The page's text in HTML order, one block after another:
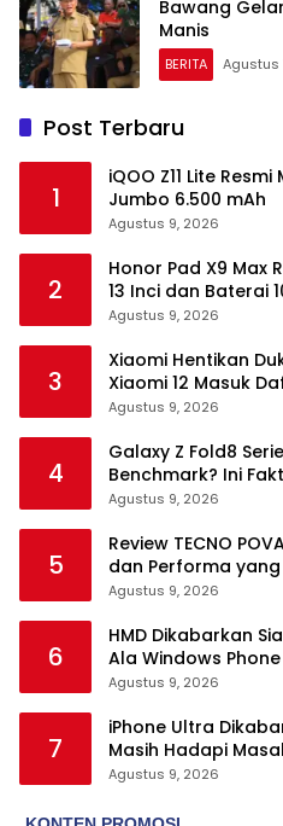
Bawang
Manis
BERITA Agustus
Post Terbaru
1
iQOO Z11 Lite
Jumbo 6.500 mAh
Agustus 9, 2026
2
Honor Pad X9 Max
13 Inci dan Baterai
Agustus 9, 2026
3
Xiaomi Hentikan
Xiaomi 12 Masuk
Agustus 9, 2026
4
Galaxy Z Fold8
Benchmark? Ini
Agustus 9, 2026
5
Review TECNO
dan Performa
Agustus 9, 2026
6
HMD Dikabarkan
Ala Windows Phone
Agustus 9, 2026
7
iPhone Ultra
Masih Hadapi
Agustus 9, 2026